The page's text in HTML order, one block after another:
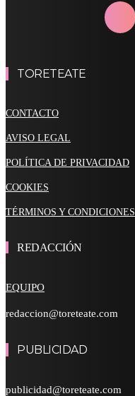
TORETEATE
CONTACTO
AVISO LEGAL
POLÍTICA DE PRIVACIDAD
COOKIES
TÉRMINOS Y CONDICIONES
REDACCIÓN
EQUIPO
redaccion@toreteate.com
PUBLICIDAD
publicidad@toreteate.com